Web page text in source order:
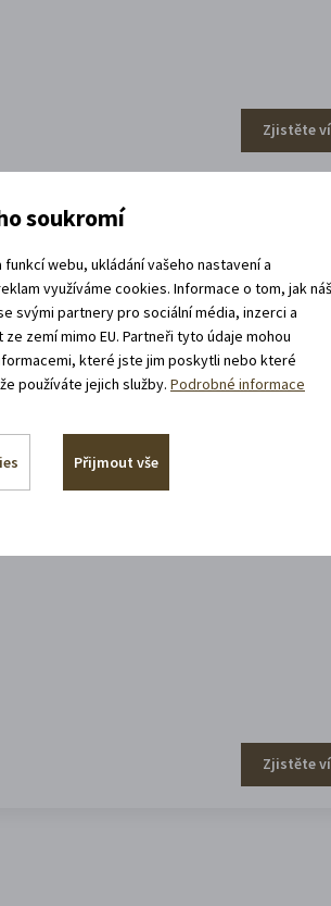
Zjistěte
Zjistěte
soukromí
webu, ukládání vašeho nastavení a
využíváme cookies. Informace o tom, jak
svými partnery pro sociální média, inzerci a
zemí mimo EU. Partneři tyto údaje mohou
které jste jim poskytli nebo které
používáte jejich služby.Podrobné informace
Přijmout vše